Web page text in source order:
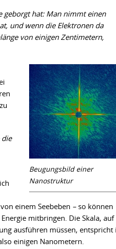
geborgt hat: Mannimmteinen
und wenn die Elektronen da
von einigen Zentimetern,
Beugungsbild einer
Nanostruktur
die
einem Seebeben – so können
mitbringen. Die Skala, auf
ausführen müssen, entspricht
einigen Nanometern.